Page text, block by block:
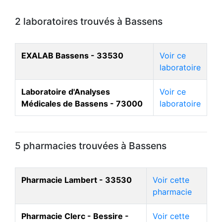
2 laboratoires trouvés à Bassens
EXALAB Bassens - 33530
Voir ce
laboratoire
Laboratoire d'Analyses
Médicales de Bassens - 73000
Voir ce
laboratoire
5 pharmacies trouvées à Bassens
Pharmacie Lambert - 33530
Voir cette
pharmacie
Pharmacie Clerc - Bessire -
Voir cette